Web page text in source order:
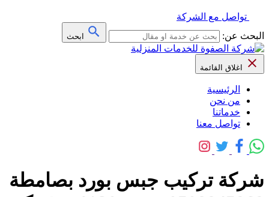
تواصل مع الشركة
البحث عن:
ابحث
اغلاق القائمة
الرئيسية
من نحن
خدماتنا
تواصل معنا
شركة تركيب جبس بورد بصامطة